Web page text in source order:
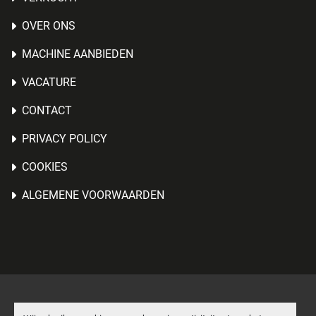
OVER ONS
MACHINE AANBIEDEN
VACATURE
CONTACT
PRIVACY POLICY
COOKIES
ALGEMENE VOORWAARDEN